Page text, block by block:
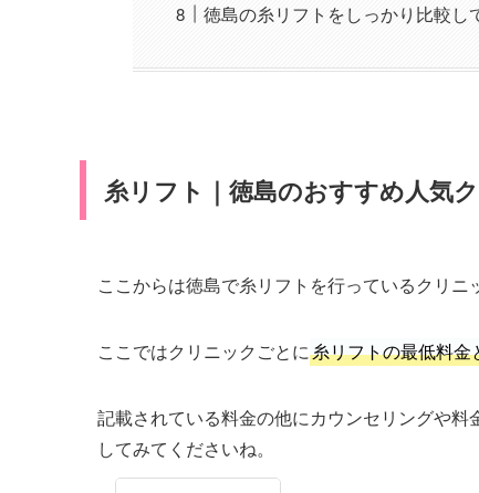
徳島の糸リフトをしっかり比較し
糸リフト｜徳島のおすすめ人気
ここからは徳島で糸リフトを行っているクリニ
ここではクリニックごとに糸リフトの最低料
記載されている料金の他にカウンセリングや
してみてくださいね。